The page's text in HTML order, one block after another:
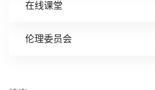
在线课堂
伦理委员会